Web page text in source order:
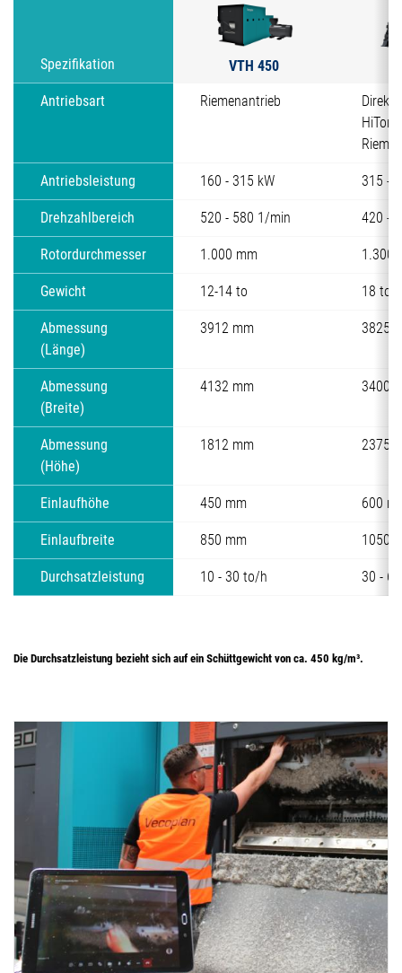
Spezifikation VTH 450
Antriebsart Riemenantrieb
Antriebsleistung 160 - 315 kW 315 -
Drehzahlbereich 520 - 580 1/min 420 -
Rotordurchmesser 1.000 mm 1.300
Gewicht 12-14 to 18 to
Abmessung
(Länge)
3912 mm 3825
Abmessung
(Breite)
4132 mm 3400-
Abmessung
(Höhe)
1812 mm 2375
Einlaufhöhe 450 mm 600
Einlaufbreite 850 mm 1050
Durchsatzleistung 10 - 30 to/h 30 -
Die Durchsatzleistung bezieht sich auf ein Schüttgewicht von ca. 450 kg/m³.